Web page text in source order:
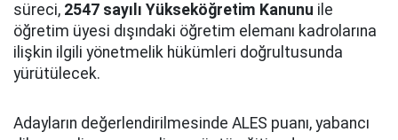
süreci, 2547 sayılı Yükseköğretim Kanunu ile
öğretim üyesi dışındaki öğretim elemanı kadrolarına
ilişkin ilgili yönetmelik hükümleri doğrultusunda
yürütülecek.
Adayların değerlendirilmesinde ALES puanı, yabancı